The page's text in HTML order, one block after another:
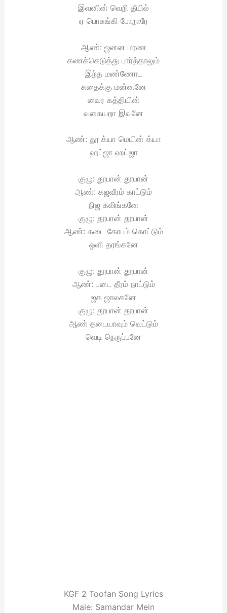
இவனின் வெறி தீயில்
ஏ பொசுங்கி போறாரே
ஆண்: ஜனன மரண
கணக்கெடுத்து பார்த்தாலும்
இந்த மண்ணோட
கதைக்கு மன்னனே
வைர கத்தியின்
வகையறா இவனே
ஆண்: தூ க்யா மெயின் க்யா
ஹட்ஜா ஹட்ஜா
குழு: தூபான் தூபான்
ஆண்: கஜவீரம் காட்டும்
நிஜ கலிங்கனே
குழு: தூபான் தூபான்
ஆண்: கடை கோபம் கொட்டும்
ஒளி தரங்கனே
குழு: தூபான் தூபான்
ஆண்: படை தீரம் நாட்டும்
ஜக ஜாலகனே
குழு: தூபான் தூபான்
ஆண் தடையாவும் வெட்டும்
வெடி நெருப்பனே
KGF 2 Toofan Song Lyrics
Male: Samandar Mein